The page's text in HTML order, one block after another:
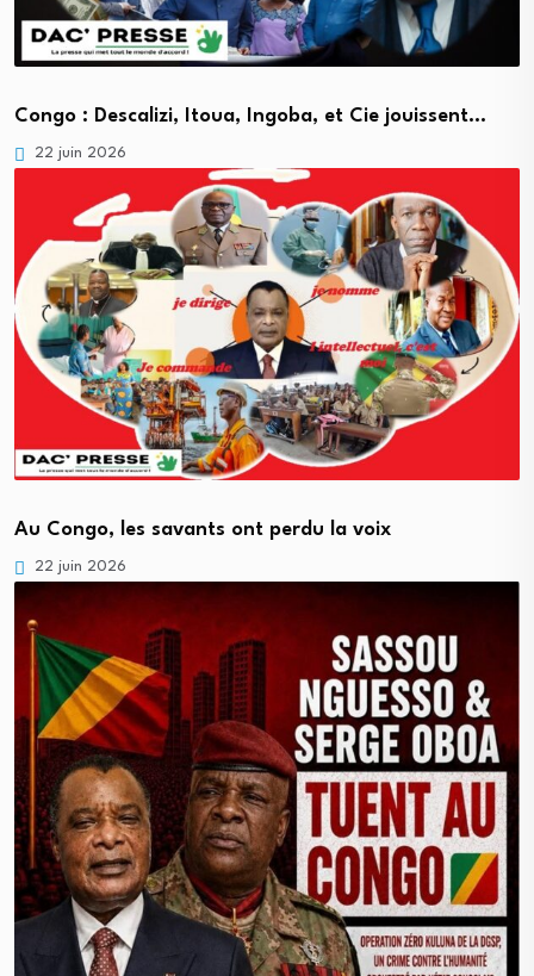
Congo : Descalizi, Itoua, Ingoba, et Cie jouissent…
22 juin 2026
Au Congo, les savants ont perdu la voix
22 juin 2026